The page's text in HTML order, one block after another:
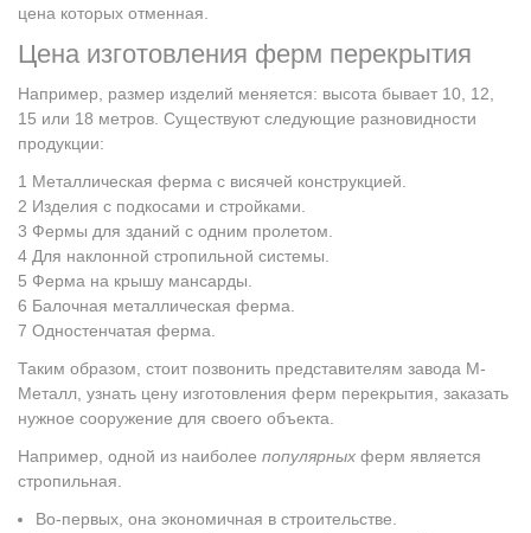
цена которых отменная.
Цена изготовления ферм перекрытия
Например, размер изделий меняется: высота бывает 10, 12,
15 или 18 метров. Существуют следующие разновидности
продукции:
Металлическая ферма с висячей конструкцией.
Изделия с подкосами и стройками.
Фермы для зданий с одним пролетом.
Для наклонной стропильной системы.
Ферма на крышу мансарды.
Балочная металлическая ферма.
Одностенчатая ферма.
Таким образом, стоит позвонить представителям завода М-
Металл, узнать цену изготовления ферм перекрытия, заказать
нужное сооружение для своего объекта.
Например, одной из наиболее популярных ферм является
стропильная.
Во-первых, она экономичная в строительстве.